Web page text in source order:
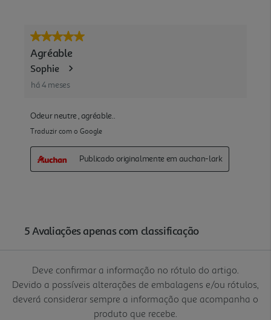
Deve confirmar a informação no rótulo do artigo.
Devido a possíveis alterações de embalagens e/ou rótulos,
deverá considerar sempre a informação que acompanha o
produto que recebe.